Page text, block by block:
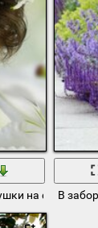
на фоне
В